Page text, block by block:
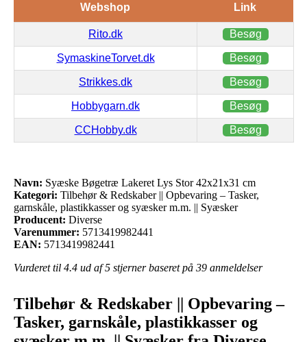
Webshop Link
Rito.dk Besøg
SymaskineTorvet.dk Besøg
Strikkes.dk Besøg
Hobbygarn.dk Besøg
CCHobby.dk Besøg
Navn: Syæske Bøgetræ Lakeret Lys Stor 42x21x31 cm
Kategori: Tilbehør & Redskaber || Opbevaring – Tasker,
garnskåle, plastikkasser og syæsker m.m. || Syæsker
Producent: Diverse
Varenummer: 5713419982441
EAN: 5713419982441
Vurderet til 4.4 ud af 5 stjerner baseret på 39 anmeldelser
Tilbehør & Redskaber || Opbevaring –
Tasker, garnskåle, plastikkasser og